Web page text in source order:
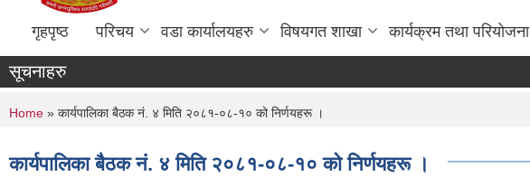
गृहपृष्ठ परिचय वडा कार्यालयहरु विषयगत शाखा कार्यक्रम तथा परियोजना
सूचनाहरु
You are here
Home » कार्यपालिका बैठक नं. ४ मिति २०८१-०८-१० को निर्णयहरू ।
कार्यपालिका बैठक नं. ४ मिति २०८१-०८-१० को निर्णयहरू ।